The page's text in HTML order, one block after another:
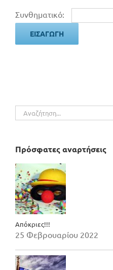
Συνθηματικό:
Αναζήτηση
για:
Πρόσφατες αναρτήσεις
Απόκριες!!!
25 Φεβρουαρίου 2022